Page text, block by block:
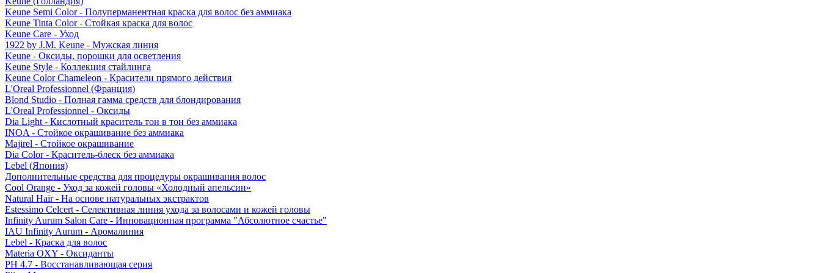
Keune Semi Color - Полуперманентная краска для волос без аммиака
Keune Tinta Color - Стойкая краска для волос
Keune Care - Уход
1922 by J.M. Keune - Мужская линия
Keune - Оксиды, порошки для осветления
Keune Style - Коллекция стайлинга
Keune Color Chameleon - Красители прямого действия
L'Oreal Professionnel (Франция)
Blond Studio - Полная гамма средств для блондирования
L'Oreal Professionnel - Оксиды
Dia Light - Кислотный краситель тон в тон без аммиака
INOA - Стойкое окрашивание без аммиака
Majirel - Стойкое окрашивание
Dia Color - Краситель-блеск без аммиака
Lebel (Япония)
Дополнительные средства для процедуры окрашивания волос
Cool Orange - Уход за кожей головы «Холодный апельсин»
Natural Hair - На основе натуральных экстрактов
Estessimo Celcert - Селективная линия ухода за волосами и кожей головы
Infinity Aurum Salon Care - Инновационная программа "Абсолютное счастье"
IAU Infinity Aurum - Аромалиния
Lebel - Краска для волос
Materia OXY - Оксиданты
PH 4.7 - Восстанавливающая серия